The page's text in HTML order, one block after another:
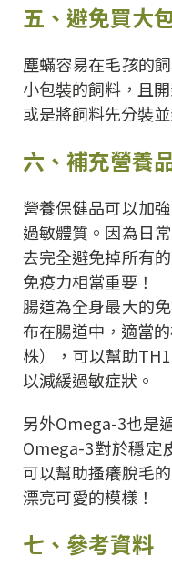
五、避免買大
塵蟎容易在毛孩的
小包裝的飼料，且
或是將飼料先分裝
六、補充營養
營養保健品可以加
過敏體質。因為日
去完全避免掉所有
免疫力相當重要！
腸道為全身最大的
布在腸道中，適當
株），可以幫助
以減緩過敏症狀。
另外Omega-3也是
Omega-3對於穩定
可以幫助搔癢脫毛
漂亮可愛的模樣！
七、參考資料